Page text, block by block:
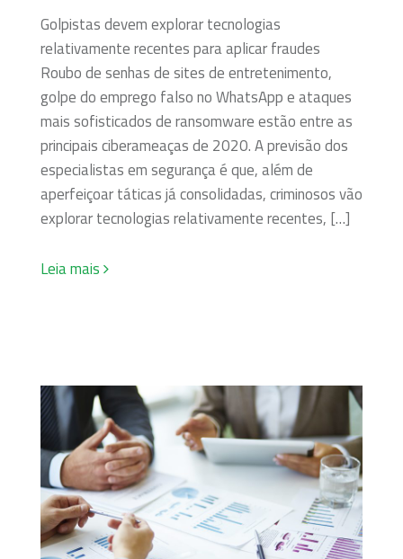
Golpistas devem explorar tecnologias
relativamente recentes para aplicar fraudes
Roubo de senhas de sites de entretenimento,
golpe do emprego falso no WhatsApp e ataques
mais sofisticados de ransomware estão entre as
principais ciberameaças de 2020. A previsão dos
especialistas em segurança é que, além de
aperfeiçoar táticas já consolidadas, criminosos vão
explorar tecnologias relativamente recentes, […]
Leia mais